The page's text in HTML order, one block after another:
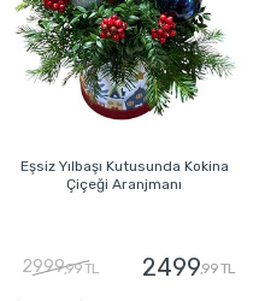
Eşsiz Yılbaşı Kutusunda Kokina
Çiçeği Aranjmanı
2999,99 TL 2499,99 TL